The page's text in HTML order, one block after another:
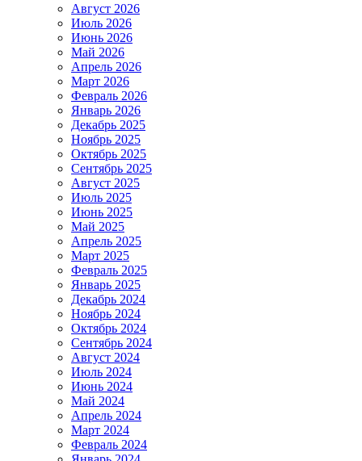
Август 2026
Июль 2026
Июнь 2026
Май 2026
Апрель 2026
Март 2026
Февраль 2026
Январь 2026
Декабрь 2025
Ноябрь 2025
Октябрь 2025
Сентябрь 2025
Август 2025
Июль 2025
Июнь 2025
Май 2025
Апрель 2025
Март 2025
Февраль 2025
Январь 2025
Декабрь 2024
Ноябрь 2024
Октябрь 2024
Сентябрь 2024
Август 2024
Июль 2024
Июнь 2024
Май 2024
Апрель 2024
Март 2024
Февраль 2024